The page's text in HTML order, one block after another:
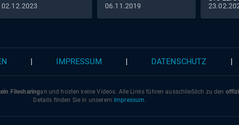
02.12.2023
06.11.2019
Models
IMPRESSUM DATENSCHUTZ
Filesharingan und hosten keine Videos. Alle Links führen ausschließlich zu den
Details finden Sie in unserem Impressum.